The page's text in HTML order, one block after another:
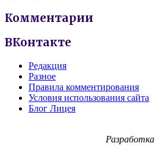
Комментарии
ВКонтакте
Редакция
Разное
Правила комментирования
Условия использования сайта
Блог Лицея
Разработка